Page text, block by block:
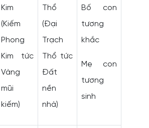
Kim
(Kiếm
Phong
Kim tức
Vàng
mũi
kiếm)
Thổ
(Đại
Trạch
Thổ tức
Đất
nền
nhà)
Bố con
tương
khắc
Mẹ con
tương
sinh